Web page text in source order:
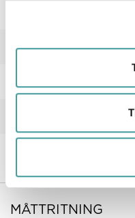
Pendellängd från/till
Avslutning
Upphängning
Vikt
MÅTTRITNING